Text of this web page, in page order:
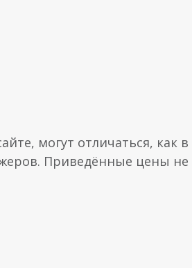
могут отличаться, как
Приведённые цены не